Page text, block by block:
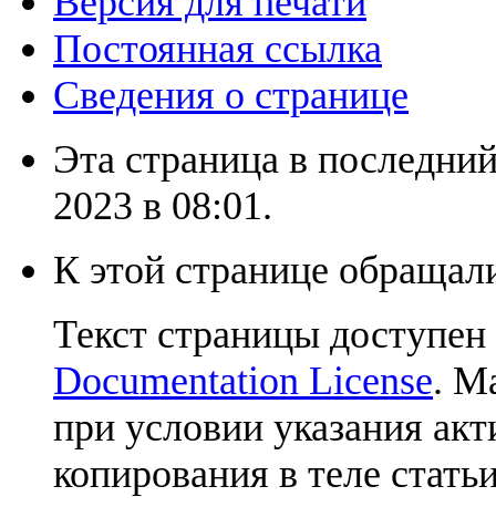
Постоянная ссылка
Сведения о странице
Эта страница в
2023 в 08:01.
К этой странице
Текст страницы
Documentation License.
при условии указания
копирования в теле